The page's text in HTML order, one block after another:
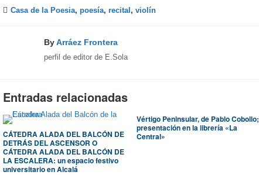
Casa de la Poesia, poesía, recital , violín
ByArráez Frontera
perfil de editor de E.Sola
Entradas relacionadas
CÁTEDRA ALADA DEL BALCÓN DE
DETRÁS DEL ASCENSOR O
CÁTEDRA ALADA DEL BALCÓN DE
LA ESCALERA: un espacio festivo
universitario en Alcalá
Vértigo Peninsular, de Pablo Cobollo;
presentación en la librería «La
Central»